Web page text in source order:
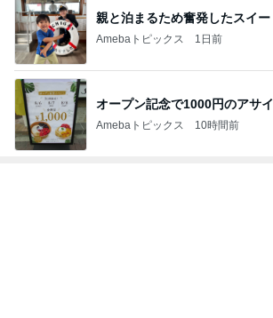
親と泊まるため奮発したスイー
Amebaトピックス 1日前
オープン記念で1000円のアサ
Amebaトピックス 10時間前